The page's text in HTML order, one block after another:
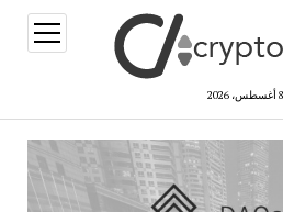
8 أغسطس، 2026
open
menu